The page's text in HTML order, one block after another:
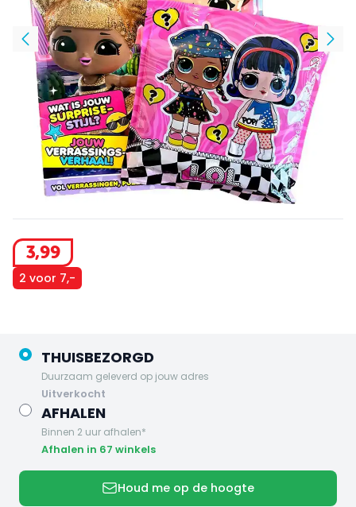
3,99
2 voor 7,-
THUISBEZORGD
Duurzaam geleverd op jouw adres
uitverkocht
AFHALEN
Binnen 2 uur afhalen*
Afhalen in 67 winkels
Houd me op de hoogte